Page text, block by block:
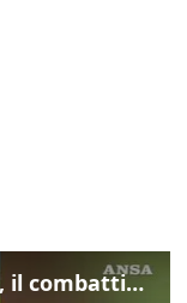
Zuckerberg contro Dvalishvili, il combattimento in mezzo a un lago